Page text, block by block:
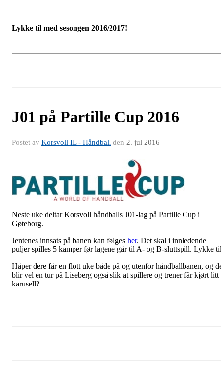
Lykke til med sesongen 2016/2017!
J01 på Partille Cup 2016
Postet av Korsvoll IL - Håndball den 2. jul 2016
Neste uke deltar Korsvoll håndballs J01-lag på Partille Cup i
Gøteborg.
Jentenes innsats på banen kan følges her. Det skal i innledende
puljer spilles 5 kamper før lagene går til A- og B-sluttspill. Lykke
Håper dere får en flott uke både på og utenfor håndballbanen, og
blir vel en tur på Liseberg også slik at spillere og trener får kjørt litt
karusell?